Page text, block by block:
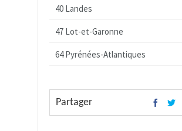
40 Landes
47 Lot-et-Garonne
64 Pyrénées-Atlantiques
Partager